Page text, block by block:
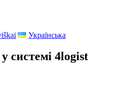
Українська
системі 4logist